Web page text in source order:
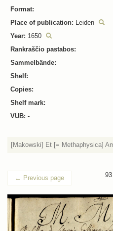
Format:
Place of publication: Leiden
Year: 1650
Rankraščio pastabos:
Sammelbände:
Shelf:
Copies:
Shelf mark:
VUB: -
[Makowski] Et [= Methaphysica]
← Previous page